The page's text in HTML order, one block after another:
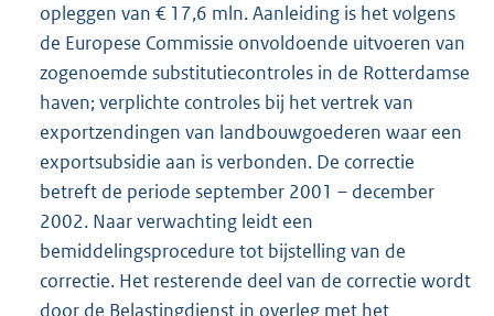
opleggen van € 17,6 mln. Aanleiding is het volgens
de Europese Commissie onvoldoende uitvoeren van
zogenoemde substitutiecontroles in de Rotterdamse
haven; verplichte controles bij het vertrek van
exportzendingen van landbouwgoederen waar een
exportsubsidie aan is verbonden. De correctie
betreft de periode september 2001 – december
2002. Naar verwachting leidt een
bemiddelingsprocedure tot bijstelling van de
correctie. Het resterende deel van de correctie wordt
door de Belastingdienst in overleg met het